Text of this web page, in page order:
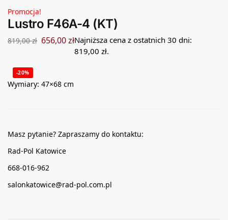
Promocja!
Lustro F46A-4 (KT)
819,00zł 656,00złNajniższa cena z ostatnich 30 dni:
819,00 zł.
-20%
Wymiary: 47×68 cm
Masz pytanie? Zapraszamy do kontaktu:
Rad-Pol Katowice
668-016-962
salonkatowice@rad-pol.com.pl